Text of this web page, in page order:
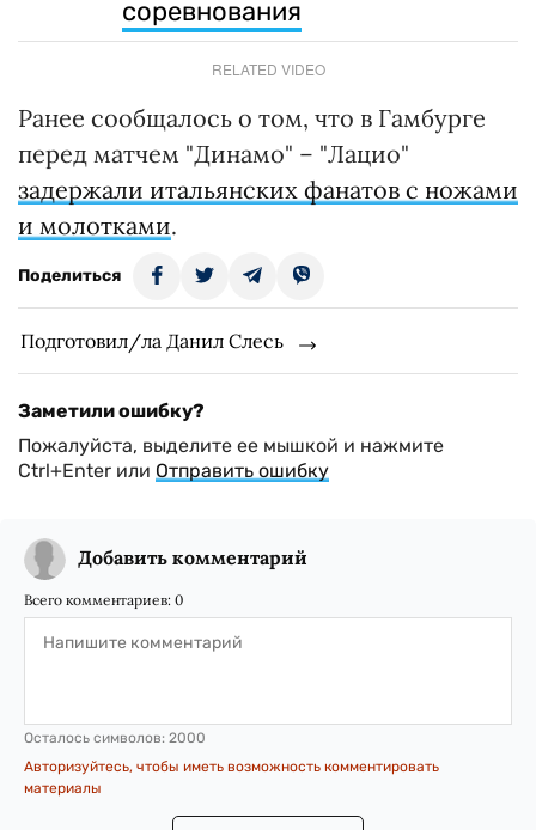
соревнования
RELATED VIDEO
Ранее сообщалось о том, что в Гамбурге
перед матчем "Динамо" – "Лацио"
задержали итальянских фанатов с ножами
и молотками.
Поделиться
Подготовил/ла Данил Слесь
Заметили ошибку?
Пожалуйста, выделите ее мышкой и нажмите
Ctrl+Enter или Отправить ошибку
Добавить комментарий
Всего комментариев: 0
Осталось символов: 2000
Авторизуйтесь, чтобы иметь возможность комментировать
материалы